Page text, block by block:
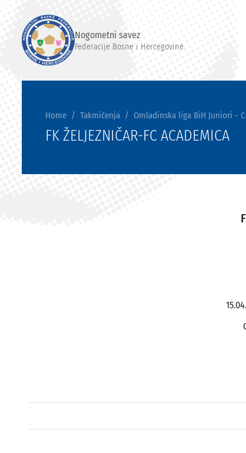
Nogometni savez
Federacije Bosne i Hercegovine
Home Takmičenja Omladinska liga BiH Juniori -
FK ŽELJEZNIČAR-FC ACADEMICA